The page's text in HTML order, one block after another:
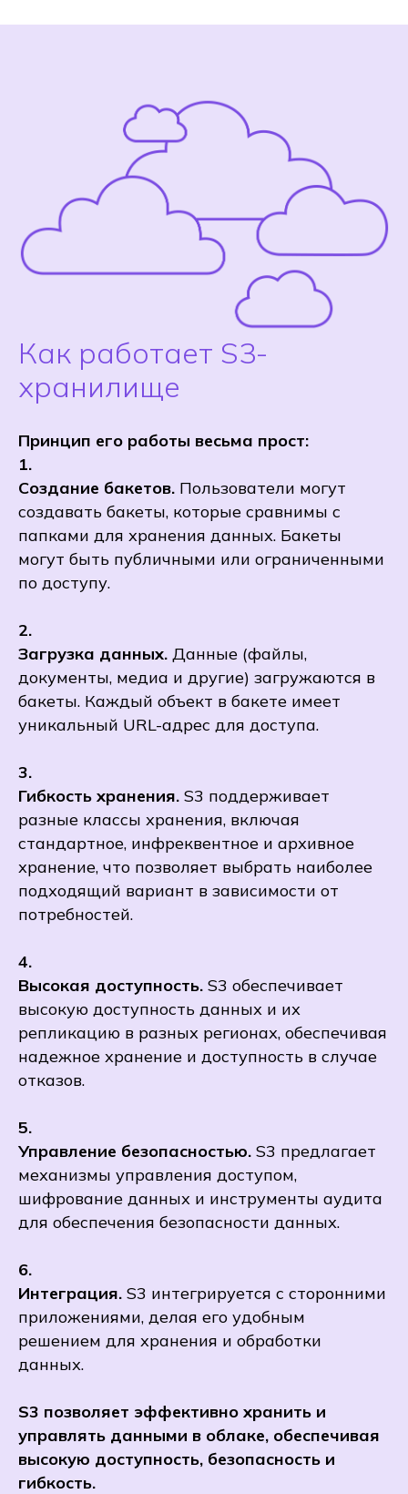
Как работает S3-
хранилище
Принцип его работы весьма прост:
1.
Создание бакетов. Пользователи могут
создавать бакеты, которые сравнимы с
папками для хранения данных. Бакеты
могут быть публичными или ограниченными
по доступу.
2.
Загрузка данных. Данные (файлы,
документы, медиа и другие) загружаются в
бакеты. Каждый объект в бакете имеет
уникальный URL-адрес для доступа.
3.
Гибкость хранения. S3 поддерживает
разные классы хранения, включая
стандартное, инфреквентное и архивное
хранение, что позволяет выбрать наиболее
подходящий вариант в зависимости от
потребностей.
4.
Высокая доступность. S3 обеспечивает
высокую доступность данных и их
репликацию в разных регионах, обеспечивая
надежное хранение и доступность в случае
отказов.
5.
Управление безопасностью. S3 предлагает
механизмы управления доступом,
шифрование данных и инструменты аудита
для обеспечения безопасности данных.
6.
Интеграция. S3 интегрируется с сторонними
приложениями, делая его удобным
решением для хранения и обработки
данных.
S3 позволяет эффективно хранить и
управлять данными в облаке, обеспечивая
высокую доступность, безопасность и
гибкость.